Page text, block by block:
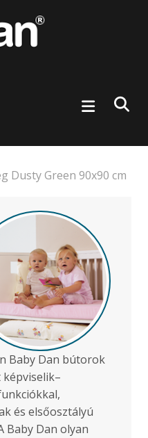
Dusty Green 90x90 cm
Baby Dan bútorok
és elsőosztályú
Baby Dan olyan